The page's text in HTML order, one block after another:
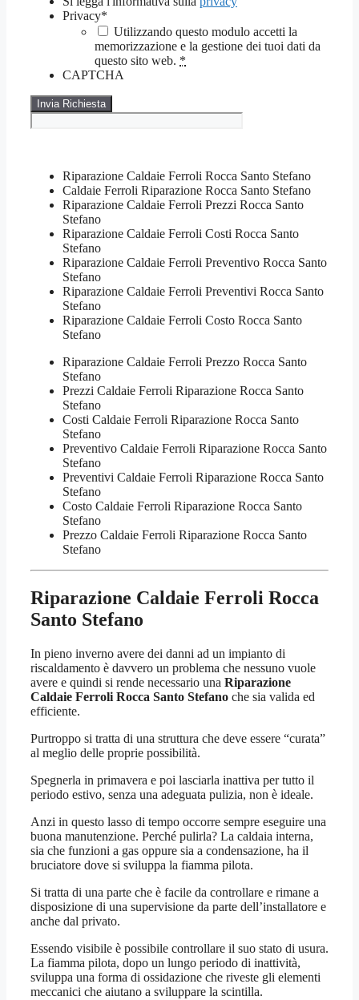
Privacy*
Utilizzando questo modulo accetti la
memorizzazione e la gestione dei tuoi dati da
questo sito web. *
CAPTCHA
Riparazione Caldaie Ferroli Rocca Santo Stefano
Caldaie Ferroli Riparazione Rocca Santo Stefano
Riparazione Caldaie Ferroli Prezzi Rocca Santo
Stefano
Riparazione Caldaie Ferroli Costi Rocca Santo
Stefano
Riparazione Caldaie Ferroli Preventivo Rocca Santo
Stefano
Riparazione Caldaie Ferroli Preventivi Rocca Santo
Stefano
Riparazione Caldaie Ferroli Costo Rocca Santo
Stefano
Riparazione Caldaie Ferroli Prezzo Rocca Santo
Stefano
Prezzi Caldaie Ferroli Riparazione Rocca Santo
Stefano
Costi Caldaie Ferroli Riparazione Rocca Santo
Stefano
Preventivo Caldaie Ferroli Riparazione Rocca Santo
Stefano
Preventivi Caldaie Ferroli Riparazione Rocca Santo
Stefano
Costo Caldaie Ferroli Riparazione Rocca Santo
Stefano
Prezzo Caldaie Ferroli Riparazione Rocca Santo
Stefano
Riparazione Caldaie Ferroli Rocca
Santo Stefano
In pieno inverno avere dei danni ad un impianto di
riscaldamento è davvero un problema che nessuno vuole
avere e quindi si rende necessario una Riparazione
Caldaie Ferroli Rocca Santo Stefano che sia valida ed
efficiente.
Purtroppo si tratta di una struttura che deve essere “curata”
al meglio delle proprie possibilità.
Spegnerla in primavera e poi lasciarla inattiva per tutto il
periodo estivo, senza una adeguata pulizia, non è ideale.
Anzi in questo lasso di tempo occorre sempre eseguire una
buona manutenzione. Perché pulirla? La caldaia interna,
sia che funzioni a gas oppure sia a condensazione, ha il
bruciatore dove si sviluppa la fiamma pilota.
Si tratta di una parte che è facile da controllare e rimane a
disposizione di una supervisione da parte dell’installatore e
anche dal privato.
Essendo visibile è possibile controllare il suo stato di usura.
La fiamma pilota, dopo un lungo periodo di inattività,
sviluppa una forma di ossidazione che riveste gli elementi
meccanici che aiutano a sviluppare la scintilla.